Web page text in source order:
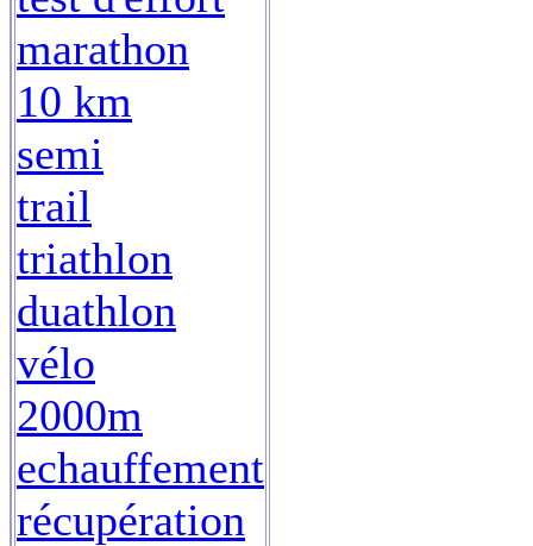
marathon
10 km
semi
trail
triathlon
duathlon
vélo
2000m
echauffement
récupération